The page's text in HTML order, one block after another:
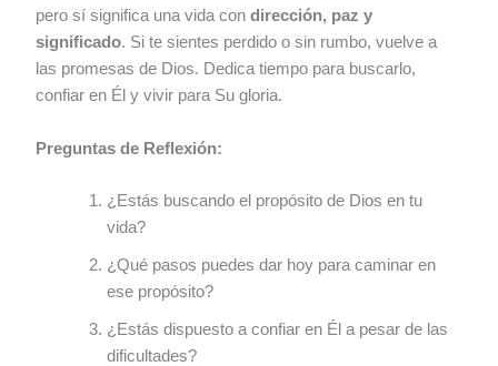
pero sí significa una vida condirección, paz y
significado. Si te sientes perdido o sin rumbo, vuelve a
las promesas de Dios. Dedica tiempo para buscarlo,
confiar en Él y vivir para Su gloria.
Preguntas de Reflexión:
¿Estás buscando el propósito de Dios en tu
vida?
¿Qué pasos puedes dar hoy para caminar en
ese propósito?
¿Estás dispuesto a confiar en Él a pesar de las
dificultades?